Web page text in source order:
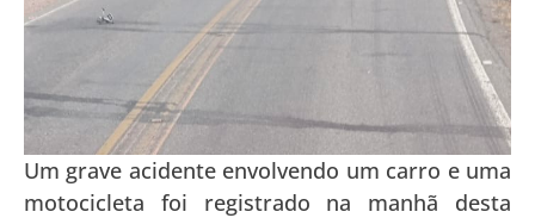
Um grave acidente envolvendo um carro e uma
motocicleta foi registrado na manhã desta